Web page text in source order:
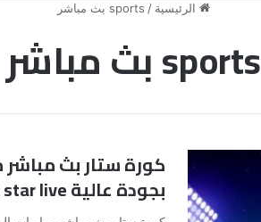
الرئيسية / sports بث مباشر
sports بث مباشر
كورة ستار بث مباشر
بجودة عالية kora star live